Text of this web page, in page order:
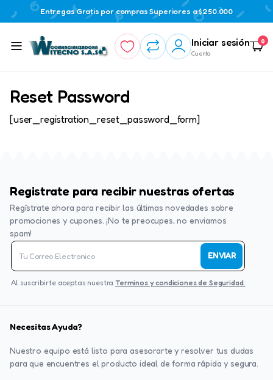
Entregas Gratis por compras Superiores a $250.000
Iniciar sesión
Cuenta
0
Reset Password
[user_registration_reset_password_form]
Registrate para recibir nuestras ofertas
Regístrate ahora para recibir las últimas novedades sobre
promociones y cupones. ¡No te preocupes, no enviamos
spam!
ENVIAR
Al suscribirte aceptas nuestra Terminos y condiciones de Seguridad.
Necesitas Ayuda?
Nuestro equipo está listo para asesorarte y resolver tus dudas
para que encuentres el producto ideal de forma rápida y segura.